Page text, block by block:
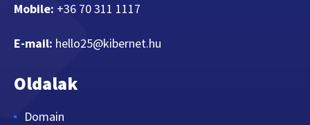
Mobile: +36 70 311 1117
E-mail: hello25@kibernet.hu
Oldalak
Domain